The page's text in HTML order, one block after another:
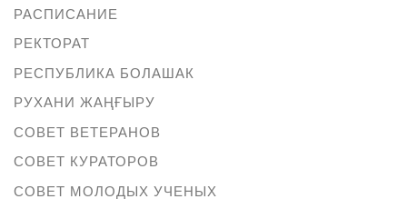
РАСПИСАНИЕ
РЕКТОРАТ
РЕСПУБЛИКА БОЛАШАК
РУХАНИ ЖАҢҒЫРУ
СОВЕТ ВЕТЕРАНОВ
СОВЕТ КУРАТОРОВ
СОВЕТ МОЛОДЫХ УЧЕНЫХ